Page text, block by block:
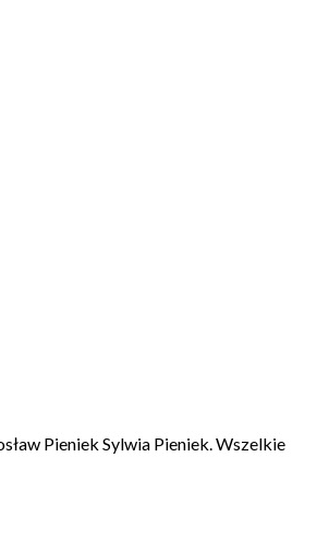
Pieniek Sylwia Pieniek. Wszelkie